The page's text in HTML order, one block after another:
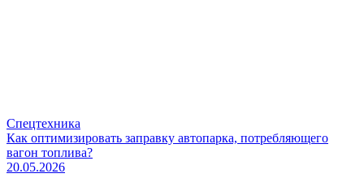
Спецтехника
Как оптимизировать заправку автопарка, потребляющего
вагон топлива?
20.05.2026